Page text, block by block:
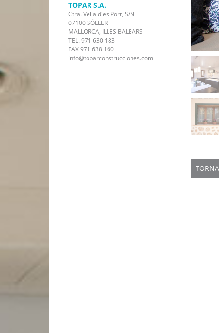
TOPAR S.A.
Ctra. Vella d'es Port, S/N
07100 SÓLLER
MALLORCA, ILLES BALEARS
TEL. 971 630 183
FAX 971 638 160
info@toparconstrucciones.com